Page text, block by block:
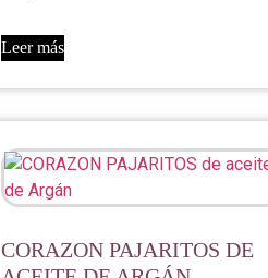
Leer más
CORAZON PAJARITOS DE